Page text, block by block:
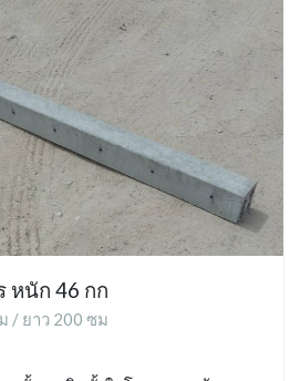
หนัก 46 กก
/ ยาว 200 ซม